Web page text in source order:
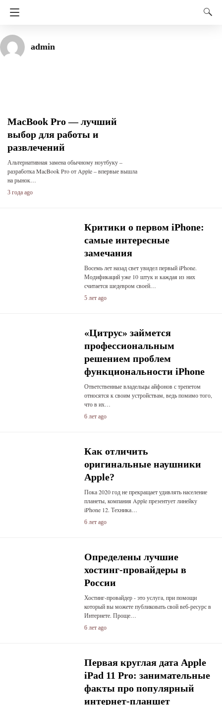
admin
MacBook Pro — лучший
выбор для работы и
развлечений
Альтернативная замена обычному ноутбуку –
разработка MacBook Pro от Apple – впервые вышла
на рынок…
3 года ago
Критики о первом iPhone:
самые интересные
замечания
Восемь лет назад свет увидел первый iPhone.
Модификаций уже 10 штук и каждая из них
считается шедевром своей…
5 лет ago
«Цитрус» займется
профессиональным
решением проблем
функциональности iPhone
Ответственные владельцы айфонов с трепетом
относятся к своим устройствам, ведь помимо того,
что в их…
6 лет ago
Как отличить
оригинальные наушники
Apple?
Пока 2020 год не прекращает удивлять население
планеты, компания Apple презентует линейку
iPhone 12. Техника…
6 лет ago
Определены лучшие
хостинг-провайдеры в
России
Хостинг-провайдер - это услуга, при помощи
который вы можете публиковать свой веб-ресурс в
Интернете. Проще…
6 лет ago
Первая круглая дата Apple
iPad 11 Pro: занимательные
факты про популярный
интернет-планшет